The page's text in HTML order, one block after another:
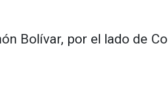
Bolívar, por el lado de